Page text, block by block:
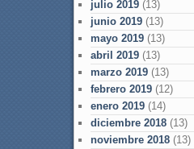
julio 2019(13)
junio 2019(13)
mayo 2019(13)
abril 2019(13)
marzo 2019(13)
febrero 2019(12)
enero 2019(14)
diciembre 2018(13)
noviembre 2018(13)